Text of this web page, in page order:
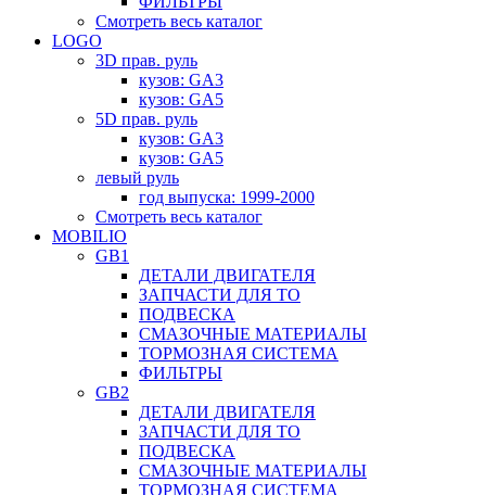
Смотреть весь каталог
LOGO
3D прав. руль
кузов: GA3
кузов: GA5
5D прав. руль
кузов: GA3
кузов: GA5
левый руль
год выпуска: 1999-2000
Смотреть весь каталог
MOBILIO
GB1
ДЕТАЛИ ДВИГАТЕЛЯ
ЗАПЧАСТИ ДЛЯ ТО
ПОДВЕСКА
СМАЗОЧНЫЕ МАТЕРИАЛЫ
ТОРМОЗНАЯ СИСТЕМА
ФИЛЬТРЫ
GB2
ДЕТАЛИ ДВИГАТЕЛЯ
ЗАПЧАСТИ ДЛЯ ТО
ПОДВЕСКА
СМАЗОЧНЫЕ МАТЕРИАЛЫ
ТОРМОЗНАЯ СИСТЕМА